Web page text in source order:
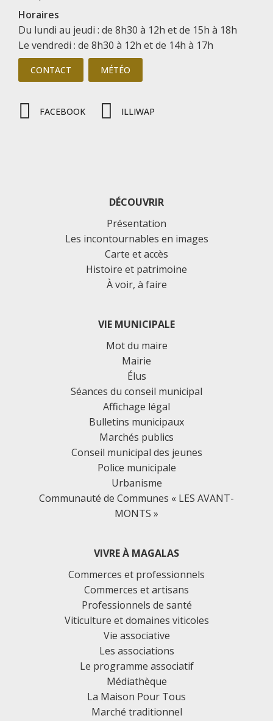
Horaires
Du lundi au jeudi : de 8h30 à 12h et de 15h à 18h
Le vendredi : de 8h30 à 12h et de 14h à 17h
CONTACT MÉTÉO
FACEBOOK ILLIWAP
DÉCOUVRIR
Présentation
Les incontournables en images
Carte et accès
Histoire et patrimoine
À voir, à faire
VIE MUNICIPALE
Mot du maire
Mairie
Élus
Séances du conseil municipal
Affichage légal
Bulletins municipaux
Marchés publics
Conseil municipal des jeunes
Police municipale
Urbanisme
Communauté de Communes « LES AVANT-
MONTS »
VIVRE À MAGALAS
Commerces et professionnels
Commerces et artisans
Professionnels de santé
Viticulture et domaines viticoles
Vie associative
Les associations
Le programme associatif
Médiathèque
La Maison Pour Tous
Marché traditionnel